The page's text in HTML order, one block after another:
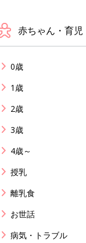
赤ちゃん・育児
0歳
1歳
2歳
3歳
4歳～
授乳
離乳食
お世話
病気・トラブル